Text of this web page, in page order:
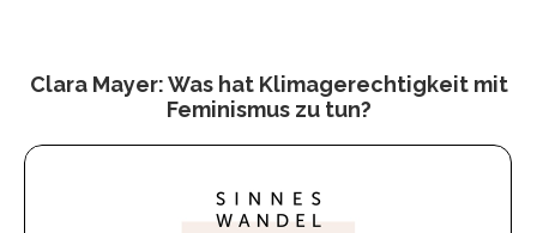
Clara Mayer: Was hat Klimagerechtigkeit mit
Feminismus zu tun?